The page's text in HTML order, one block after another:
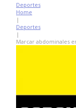
Deportes
Home
|
Deportes
|
Marcar abdominales